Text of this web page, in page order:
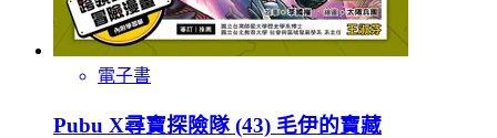
電子書
Pubu X尋寶探險隊 (43) 毛伊的寶藏